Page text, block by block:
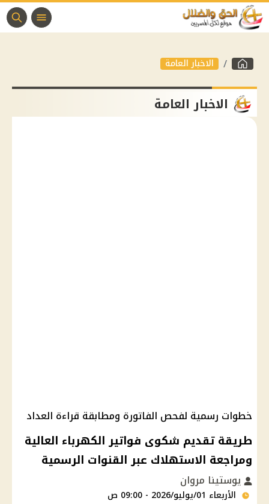
الاخبار العامة
الاخبار العامة
خطوات رسمية لفحص الفاتورة ومطابقة قراءة العداد
طريقة تقديم شكوى فواتير الكهرباء العالية
ومراجعة الاستهلاك عبر القنوات الرسمية
يوستينا مروان
الأربعاء 01/يوليو/2026 - 09:00 ص